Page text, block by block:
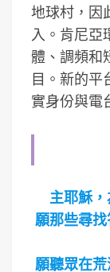
地球村，因
入。肯尼亞
體、調頻和
目。新的平
實身份與電
主耶穌
願那些尋
願聽眾在